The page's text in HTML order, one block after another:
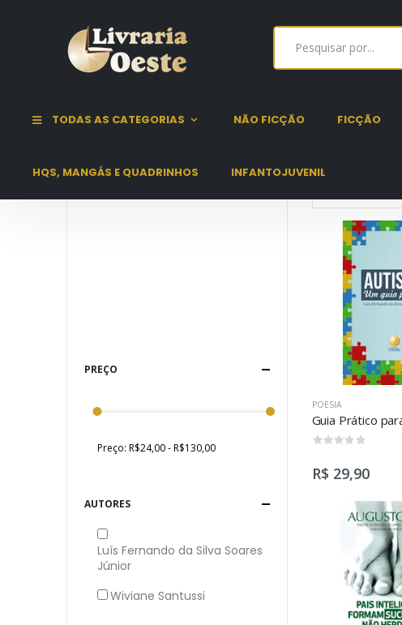
TODAS AS CATEGORIAS NÃO FICÇÃO FICÇÃO
HQS, MANGÁS E QUADRINHOS INFANTOJUVENIL
POESIA
R$ 29,90
PREÇO
Preço: R$24,00 - R$130,00
AUTORES
Luís Fernando da Silva Soares
Júnior
Wiviane Santussi